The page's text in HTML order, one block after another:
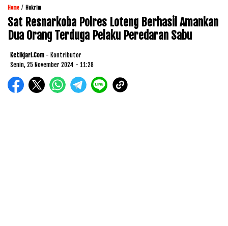
Home / Hukrim
Sat Resnarkoba Polres Loteng Berhasil Amankan
Dua Orang Terduga Pelaku Peredaran Sabu
Ketikjari.com - Kontributor
Senin, 25 November 2024 - 11:28